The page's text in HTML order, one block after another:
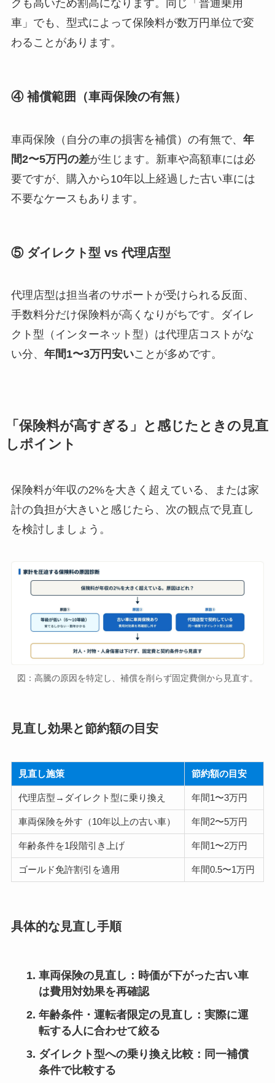
クも高いため割高になります。同じ「普通乗用
車」でも、型式によって保険料が数万円単位で変
わることがあります。
④ 補償範囲（車両保険の有無）
車両保険（自分の車の損害を補償）の有無で、 年
間2〜5万円の差が生じます。新車や高額車には必
要ですが、購入から10年以上経過した古い車には
不要なケースもあります。
⑤ ダイレクト型 vs 代理店型
代理店型は担当者のサポートが受けられる反面、
手数料分だけ保険料が高くなりがちです。ダイレ
クト型（インターネット型）は代理店コストがな
い分、 年間1〜3万円安いことが多めです。
「保険料が高すぎる」と感じたときの見直
しポイント
保険料が年収の2%を大きく超えている、または家
計の負担が大きいと感じたら、次の観点で見直し
を検討しましょう。
図：高騰の原因を特定し、補償を削らず固定費側から見直す。
見直し効果と節約額の目安
見直し施策 節約額の目安
代理店型→ダイレクト型に乗り換え 年間1〜3万円
車両保険を外す（10年以上の古い車） 年間2〜5万円
年齢条件を1段階引き上げ 年間1〜2万円
ゴールド免許割引を適用 年間0.5〜1万円
具体的な見直し手順
車両保険の見直し ：時価が下がった古い車
は費用対効果を再確認
年齢条件・運転者限定の見直し ：実際に運
転する人に合わせて絞る
ダイレクト型への乗り換え比較：同一補償
条件で比較する